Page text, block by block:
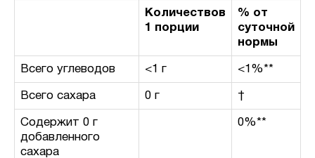
Количествов
1 порции
% от
суточной
нормы
Всего углеводов <1 г <1%**
Всего сахара 0 г †
Содержит 0 г
добавленного
сахара
0%**